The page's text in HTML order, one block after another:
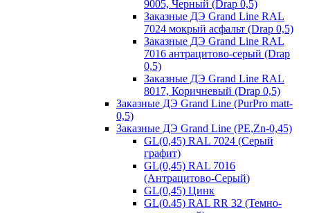
9005, Черный (Drap 0,5)
Заказные ДЭ Grand Line RAL
7024 мокрый асфальт (Drap 0,5)
Заказные ДЭ Grand Line RAL
7016 антрацитово-серый (Drap
0,5)
Заказные ДЭ Grand Line RAL
8017, Коричневый (Drap 0,5)
Заказные ДЭ Grand Line (PurPro matt-
0,5)
Заказные ДЭ Grand Line (PE,Zn-0,45)
GL(0,45) RAL 7024 (Серый
графит)
GL(0,45) RAL 7016
(Антрацитово-Серый)
GL(0,45) Цинк
GL(0.45) RAL RR 32 (Темно-